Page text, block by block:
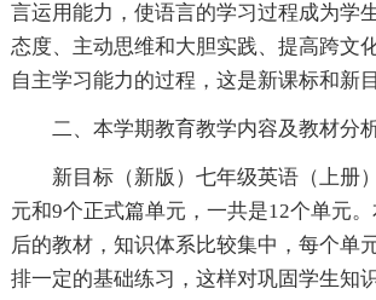
言运用能力，使语言的学习过程成为学
态度、主动思维和大胆实践、提高跨文
自主学习能力的过程，这是新课标和新
二、本学期教育教学内容及教材分
新目标（新版）七年级英语（上册
元和9个正式篇单元，一共是12个单元
后的教材，知识体系比较集中，每个单
排一定的基础练习，这样对巩固学生知